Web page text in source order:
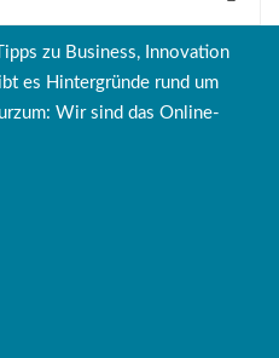
zu Business, Innovation
es Hintergründe rund um
Wir sind das Online-